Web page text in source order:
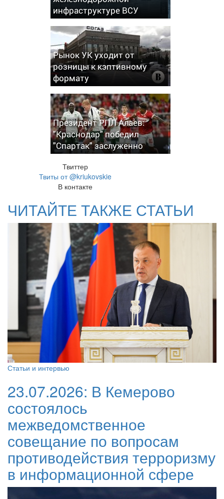
инфраструктуре ВСУ
Рынок УК уходит от
розницы к кэптивному
формату
Президент РПЛ Алаев:
"Краснодар" победил
"Спартак" заслуженно
Твиттер
Твиты от @kriukovskie
В контакте
ЧИТАЙТЕ ТАКЖЕ СТАТЬИ
Статьи и интервью
23.07.2026: В Кемерово
состоялось
межведомственное
совещание по вопросам
противодействия терроризму
в информационной сфере